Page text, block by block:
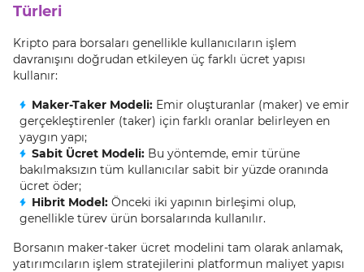
Türleri
Kripto para borsaları genellikle kullanıcıların işlem
davranışını doğrudan etkileyen üç farklı ücret yapısı
kullanır:
Maker-Taker Modeli: Emir oluşturanlar (maker) ve emir
gerçekleştirenler (taker) için farklı oranlar belirleyen en
yaygın yapı;
Sabit Ücret Modeli: Bu yöntemde, emir türüne
bakılmaksızın tüm kullanıcılar sabit bir yüzde oranında
ücret öder;
Hibrit Model: Önceki iki yapının birleşimi olup,
genellikle türev ürün borsalarında kullanılır.
Borsanın maker-taker ücret modelini tam olarak anlamak,
yatırımcıların işlem stratejilerini platformun maliyet yapısı